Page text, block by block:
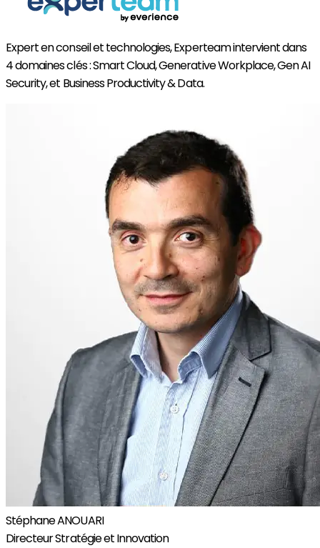
Expert en conseil et technologies, Experteam intervient dans
4 domaines clés : Smart Cloud, Generative Workplace, Gen AI
Security, et Business Productivity & Data.
Stéphane ANOUARI
Directeur Stratégie et Innovation